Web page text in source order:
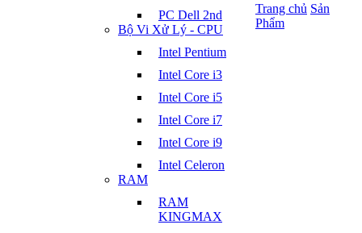
PC Dell 2nd
Bộ Vi Xử Lý - CPU
Intel Pentium
Intel Core i3
Intel Core i5
Intel Core i7
Intel Core i9
Intel Celeron
RAM
RAM
KINGMAX
Trang chủ Sản
Phẩm